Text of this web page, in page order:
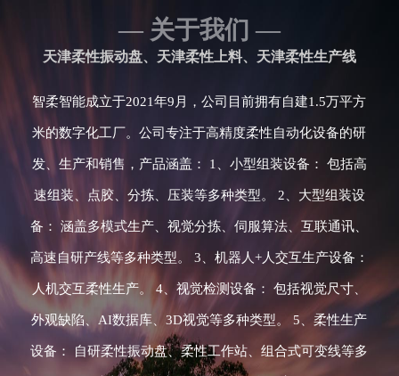
— 关于我们 —
天津柔性振动盘、天津柔性上料、天津柔性生产线
智柔智能成立于2021年9月，公司目前拥有自建1.5万平方
米的数字化工厂。公司专注于高精度柔性自动化设备的研
发、生产和销售，产品涵盖： 1、小型组装设备： 包括高
速组装、点胶、分拣、压装等多种类型。 2、大型组装设
备： 涵盖多模式生产、视觉分拣、伺服算法、互联通讯、
高速自研产线等多种类型。 3、机器人+人交互生产设备：
人机交互柔性生产。 4、视觉检测设备： 包括视觉尺寸、
外观缺陷、AI数据库、3D视觉等多种类型。 5、柔性生产
设备： 自研柔性振动盘、柔性工作站、组合式可变线等多